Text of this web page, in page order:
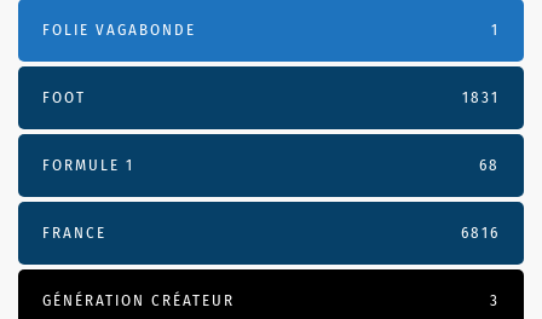
FOLIE VAGABONDE 1
FOOT 1831
FORMULE 1 68
FRANCE 6816
GÉNÉRATION CRÉATEUR 3